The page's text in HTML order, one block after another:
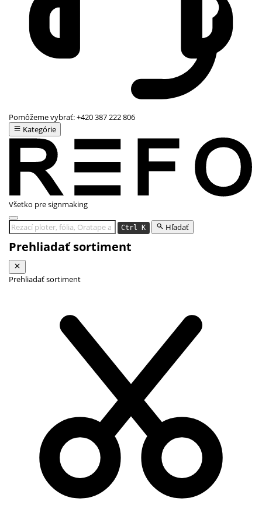
Pomôžeme vybrať:+420 387 222 806
Kategórie
Všetko pre signmaking
Ctrl K Hľadať
Prehliadať sortiment
Prehliadať sortiment